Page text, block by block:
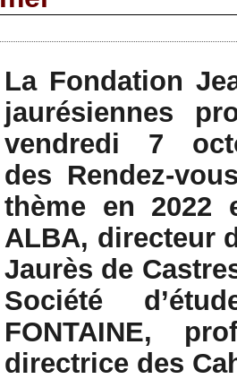
La Fondation
jaurésiennes
vendredi 7
des Rendez-
thème en 2022
ALBA, directeur
Jaurès de
Société
FONTAINE,
directrice des